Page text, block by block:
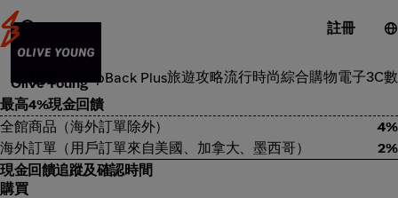
註冊
ShopBack Plus旅遊攻略流行時尚綜合購物電子3C
美容體驗
Olive Young
最高4%現金回饋
全館商品（海外訂單除外）
4%
海外訂單（用戶訂單來自美國、加拿大、墨西哥）
2%
現金回饋追蹤及確認時間
購買